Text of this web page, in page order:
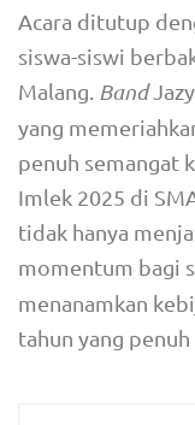
Acara ditutup
siswa-siswi
Malang. Band
yang
penuh semangat
Imlek 2025 di
tidak hanya
momentum bagi
menanamkan
tahun yang